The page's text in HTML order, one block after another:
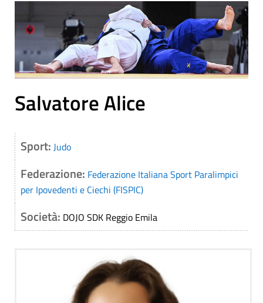
Salvatore Alice
Sport: Judo
Federazione: Federazione Italiana Sport Paralimpici
per Ipovedenti e Ciechi (FISPIC)
Società: DOJO SDK Reggio Emila